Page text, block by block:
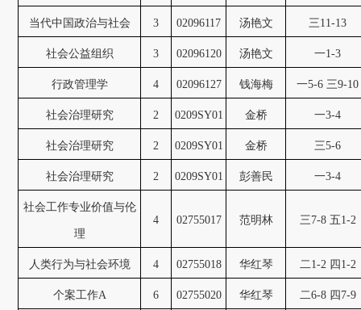
当代中国政治与社会 3 02096117 汤艳文 三11-13
社会公益组织 3 02096120 汤艳文 一1-3
行政管理学 4 02096127 钱海梅 一5-6 三9-10
社会治理研究 2 0209SY01 金桥 一3-4
社会治理研究 2 0209SY01 金桥 三5-6
社会治理研究 2 0209SY01 彭善民 一3-4
社会工作专业价值与伦
理
4 02755017 范明林 三7-8 五1-2
人类行为与社会环境 4 02755018 华红琴 二1-2 四1-2
个案工作A 6 02755020 华红琴 二6-8 四7-9